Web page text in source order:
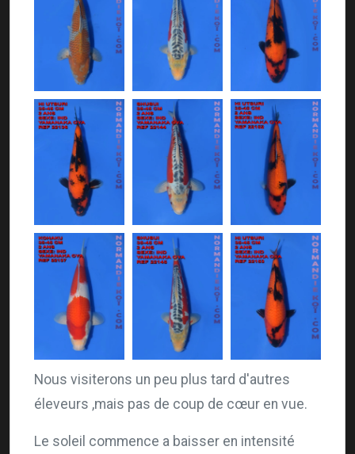
Nous visiterons un peu plus tard d'autres
éleveurs ,mais pas de coup de cœur en vue.
Le soleil commence a baisser en intensité